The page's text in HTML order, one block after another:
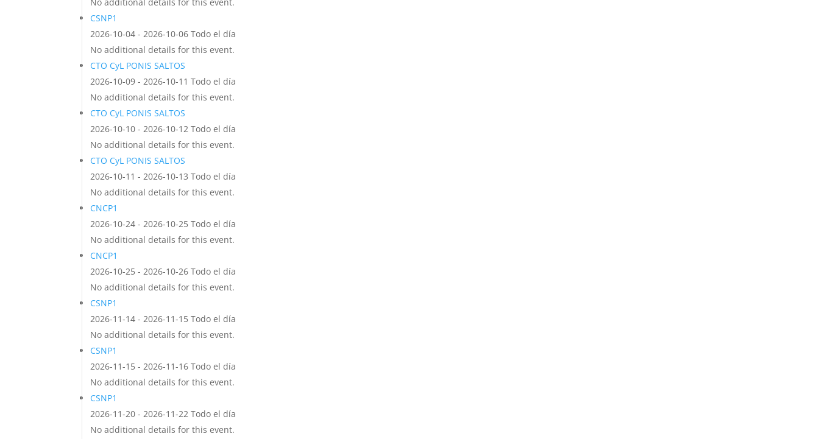
CSNP1
2026-10-04 - 2026-10-06 Todo el día
No additional details for this event.
CTO CyL PONIS SALTOS
2026-10-09 - 2026-10-11 Todo el día
No additional details for this event.
CTO CyL PONIS SALTOS
2026-10-10 - 2026-10-12 Todo el día
No additional details for this event.
CTO CyL PONIS SALTOS
2026-10-11 - 2026-10-13 Todo el día
No additional details for this event.
CNCP1
2026-10-24 - 2026-10-25 Todo el día
No additional details for this event.
CNCP1
2026-10-25 - 2026-10-26 Todo el día
No additional details for this event.
CSNP1
2026-11-14 - 2026-11-15 Todo el día
No additional details for this event.
CSNP1
2026-11-15 - 2026-11-16 Todo el día
No additional details for this event.
CSNP1
2026-11-20 - 2026-11-22 Todo el día
No additional details for this event.